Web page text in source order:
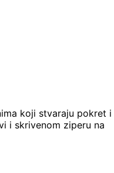
koji stvaraju pokret i
i skrivenom ziperu na